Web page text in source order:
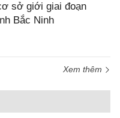
sở giới giai đoạn
Bắc Ninh
Xem thêm